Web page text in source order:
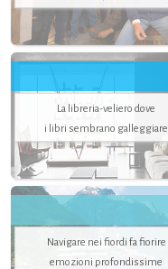
La libreria-veliero dove
i libri sembrano galleggiare
Navigare nei fiordi fa fiorire
emozioni profondissime